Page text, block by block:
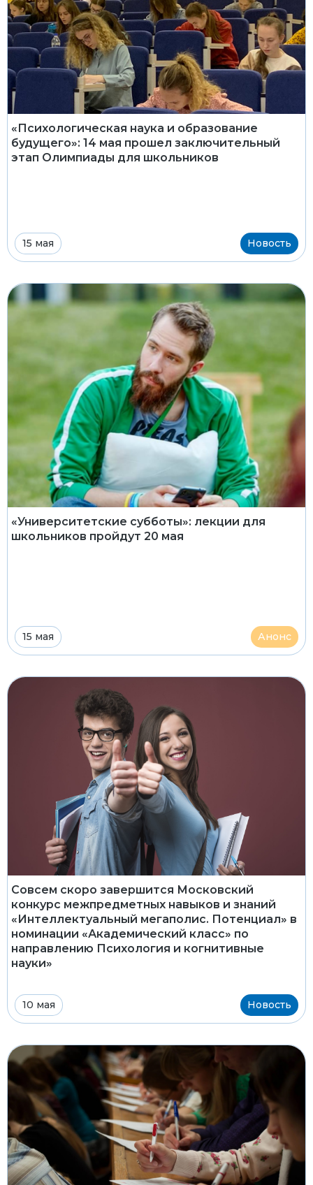
«Психологическая наука и образование
будущего»: 14 мая прошел заключительный
этап Олимпиады для школьников
15 мая Новость
«Университетские субботы»: лекции для
школьников пройдут 20 мая
15 мая Анонс
Совсем скоро завершится Московский
конкурс межпредметных навыков и знаний
«Интеллектуальный мегаполис. Потенциал» в
номинации «Академический класс» по
направлению Психология и когнитивные
науки»
10 мая Новость